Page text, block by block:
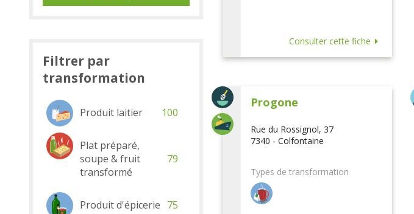
Consulter cette fiche
Progone
Rue du Rossignol, 37
7340 - Colfontaine
Types de transformation
Filtrer par
transformation
Produit laitier 100
Plat préparé,
soupe & fruit
transformé
79
Produit d'épicerie 75